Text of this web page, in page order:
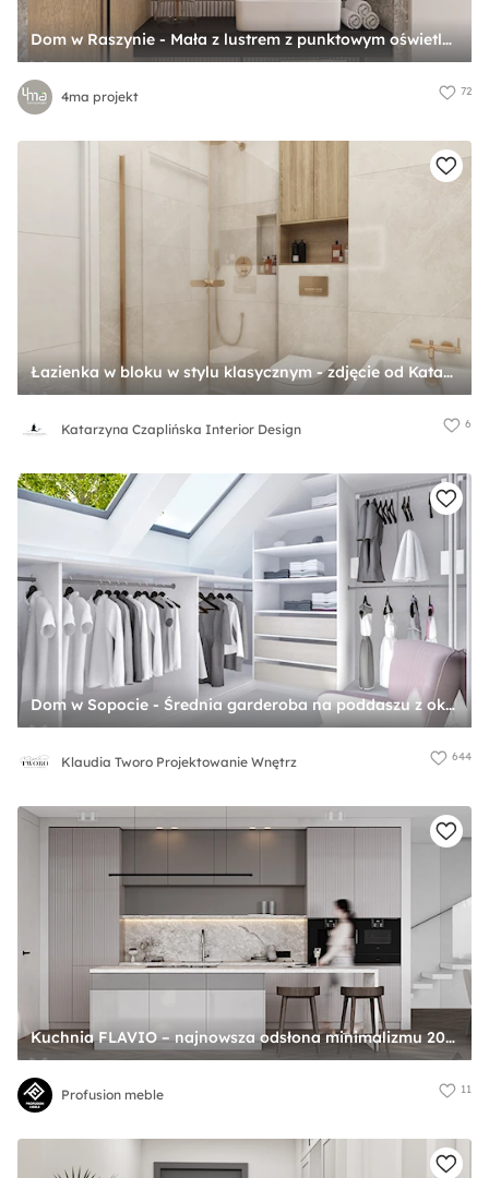
Dom w Raszynie - Mała z lustrem z punktowym oświetleniem łazienka, styl nowoczesny - zdjęcie od 4ma projekt
4ma projekt 72
Łazienka w bloku w stylu klasycznym - zdjęcie od Katarzyna Czaplińska Interior Design
Katarzyna Czaplińska Interior Design 6
Dom w Sopocie - Średnia garderoba na poddaszu z oknem - zdjęcie od Klaudia Tworo Projektowanie Wnętrz
Klaudia Tworo Projektowanie Wnętrz 644
Kuchnia FLAVIO – najnowsza odsłona minimalizmu 2022 - zdjęcie od Profusion meble
Profusion meble 11